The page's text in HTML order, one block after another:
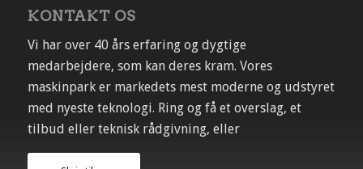
KONTAKT OS
Vi har over 40 års erfaring og dygtige
medarbejdere, som kan deres kram. Vores
maskinpark er markedets mest moderne og udstyret
med nyeste teknologi. Ring og få et overslag, et
tilbud eller teknisk rådgivning, eller